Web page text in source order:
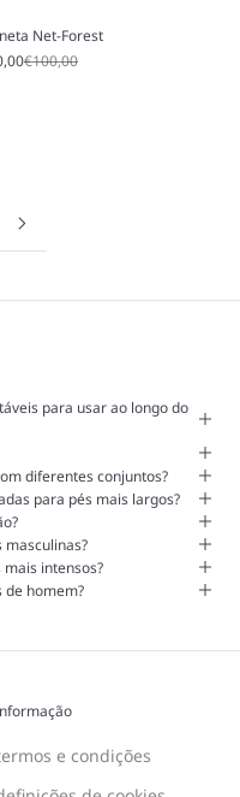
Net-Forest
promocional
Preço normal
€100,00
para usar ao longo do
diferentes conjuntos?
para pés mais largos?
intensos?
de homem?
e condições